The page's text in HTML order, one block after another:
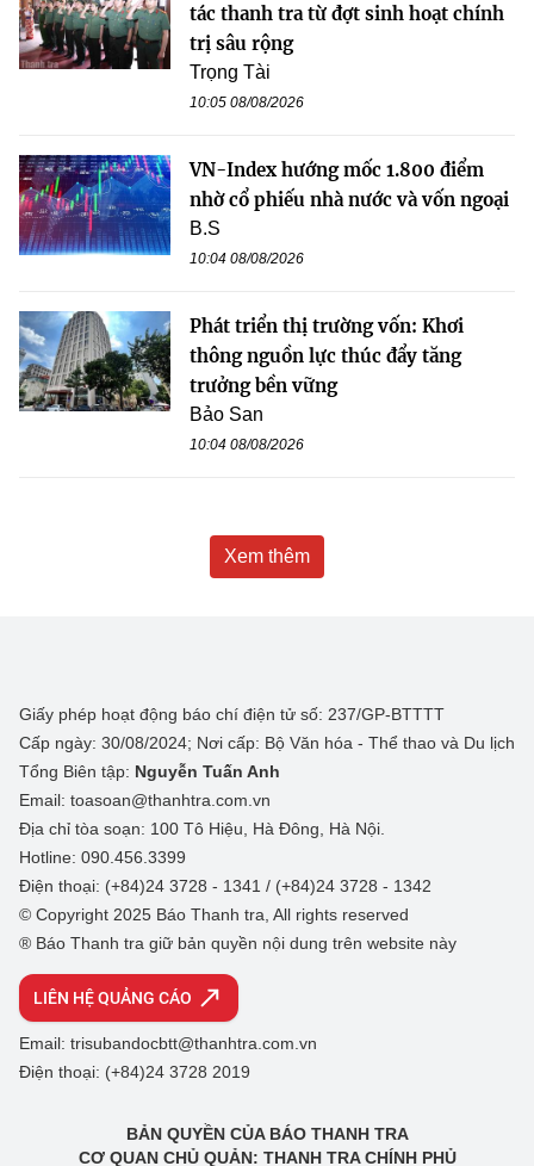
tác thanh tra từ đợt sinh hoạt chính
trị sâu rộng
Trọng Tài
10:05 08/08/2026
VN-Index hướng mốc 1.800 điểm
nhờ cổ phiếu nhà nước và vốn ngoại
B.S
10:04 08/08/2026
Phát triển thị trường vốn: Khơi
thông nguồn lực thúc đẩy tăng
trưởng bền vững
Bảo San
10:04 08/08/2026
Xem thêm
Giấy phép hoạt động báo chí điện tử số: 237/GP-BTTTT
Cấp ngày: 30/08/2024; Nơi cấp: Bộ Văn hóa - Thể thao và Du lịch
Tổng Biên tập: Nguyễn Tuấn Anh
Email: toasoan@thanhtra.com.vn
Địa chỉ tòa soạn: 100 Tô Hiệu, Hà Đông, Hà Nội.
Hotline: 090.456.3399
Điện thoại: (+84)24 3728 - 1341 / (+84)24 3728 - 1342
© Copyright 2025 Báo Thanh tra, All rights reserved
® Báo Thanh tra giữ bản quyền nội dung trên website này
LIÊN HỆ QUẢNG CÁO
Email: trisubandocbtt@thanhtra.com.vn
Điện thoại: (+84)24 3728 2019
BẢN QUYỀN CỦA BÁO THANH TRA
CƠ QUAN CHỦ QUẢN: THANH TRA CHÍNH PHỦ